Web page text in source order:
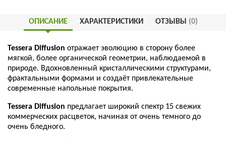
ОПИСАНИЕ ХАРАКТЕРИСТИКИ ОТЗЫВЫ (0)
Tessera Diffusion отражает эволюцию в сторону более
мягкой, более органической геометрии, наблюдаемой в
природе. Вдохновленный кристаллическими структурами,
фрактальными формами и создаёт привлекательные
современные напольные покрытия.
Tessera Diffusion предлагает широкий спектр 15 свежих
коммерческих расцветок, начиная от очень темного до
очень бледного.